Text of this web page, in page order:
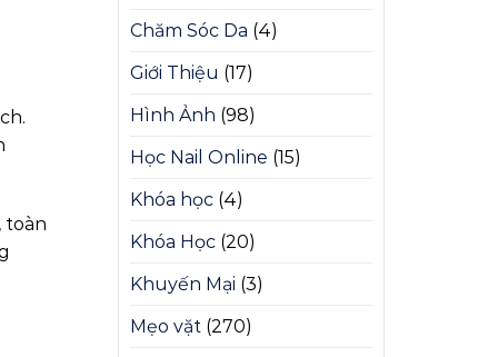
toàn
Chăm Sóc Da (4)
Giới Thiệu (17)
Hình Ảnh (98)
Học Nail Online (15)
Khóa học (4)
Khóa Học (20)
Khuyến Mại (3)
Mẹo vặt (270)